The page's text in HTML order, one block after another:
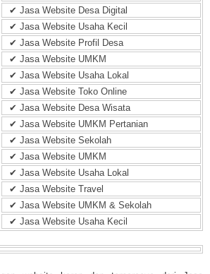
✔ Jasa Website Desa Digital
✔ Jasa Website Usaha Kecil
✔ Jasa Website Profil Desa
✔ Jasa Website UMKM
✔ Jasa Website Usaha Lokal
✔ Jasa Website Toko Online
✔ Jasa Website Desa Wisata
✔ Jasa Website UMKM Pertanian
✔ Jasa Website Sekolah
✔ Jasa Website UMKM
✔ Jasa Website Usaha Lokal
✔ Jasa Website Travel
✔ Jasa Website UMKM & Sekolah
✔ Jasa Website Usaha Kecil